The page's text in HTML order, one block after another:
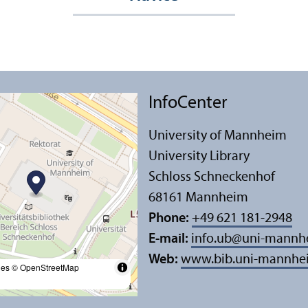
© OpenStreetMap
InfoCenter
University of Mannheim
University Library
Schloss Schneckenhof
68161 Mannheim
Phone: +49 621 181-2948
E-mail: info.ub@uni-
Web: www.bib.uni-